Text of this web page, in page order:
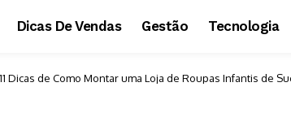
Dicas De Vendas Gestão Tecnologia
11 Dicas de Como Montar uma Loja de Roupas Infantis de